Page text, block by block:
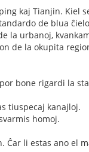
kaj Tianjin. Kiel
de blua
la urbanoj,
de la okupita
bone rigardi la
tiuspecaj kanajloj.
homoj.
li estas ano el